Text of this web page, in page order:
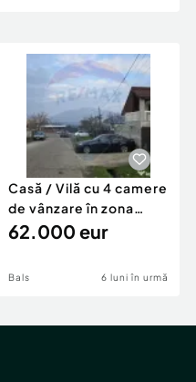
Casă / Vilă cu 4 camere
de vânzare în zona
Periferie
62.000 eur
Bals 6 luni în urmă